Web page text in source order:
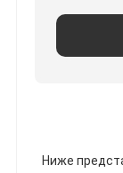
Клейкая
Ниже